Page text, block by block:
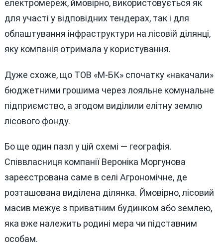
електромереж, ймовірно, використовується як
для участі у відповідних тендерах, так і для
облаштування інфраструктури на лісовій ділянці,
яку компанія отримала у користування.
Дуже схоже, що ТОВ «М-БК» спочатку «накачали»
бюджетними грошима через лояльне комунальне
підприємство, а згодом виділили елітну землю
лісового фонду.
Бо ще один пазл у цій схемі — географія.
Співвласниця компанії Вероніка Моргунова
зареєстрована саме в селі Агрономічне, де
розташована виділена ділянка. Ймовірно, лісовий
масив межує з приватним будинком або землею,
яка вже належить родині мера чи підставним
особам.